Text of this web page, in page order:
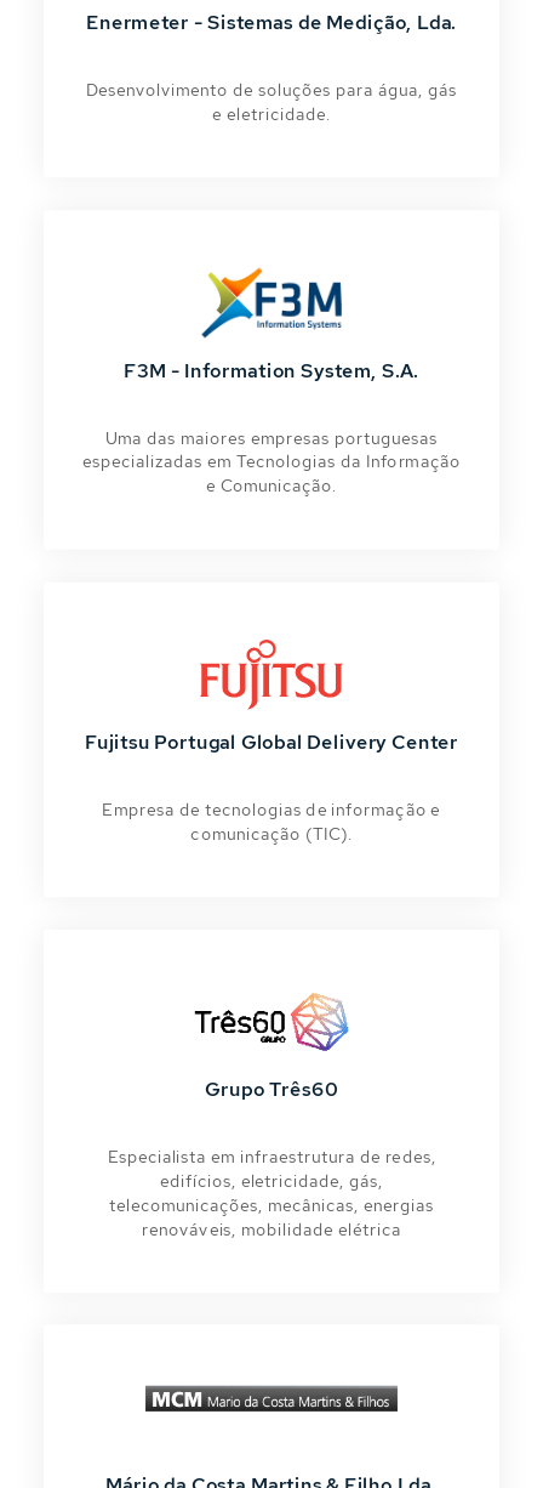
Enermeter - Sistemas de Medição, Lda.
Desenvolvimento de soluções para água, gás
e eletricidade.
F3M - Information System, S.A.
Uma das maiores empresas portuguesas
especializadas em Tecnologias da Informação
e Comunicação.
Fujitsu Portugal Global Delivery Center
Empresa de tecnologias de informação e
comunicação (TIC).
Grupo Três60
Especialista em infraestrutura de redes,
edifícios, eletricidade, gás,
telecomunicações, mecânicas, energias
renováveis, mobilidade elétrica